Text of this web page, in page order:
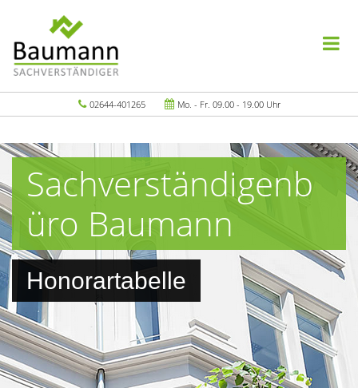
02644-401265 Mo. - Fr. 09.00 - 19.00 Uhr
Sachverständigenb
üro Baumann
Honorartabelle